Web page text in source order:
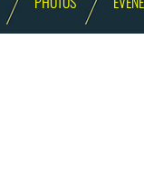
PHOTOS